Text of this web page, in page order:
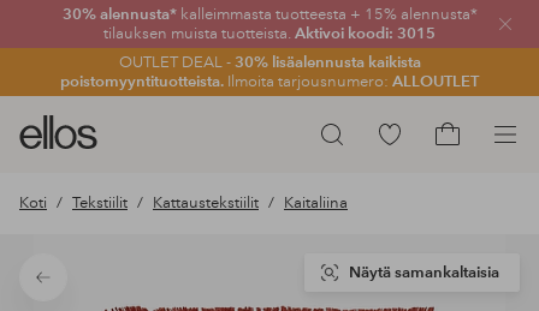
30% alennusta*kalleimmasta tuotteesta + 15% alennusta*
tilauksen muista tuotteista. Aktivoi koodi: 3015
OUTLET DEAL -30% lisäalennusta kaikista
poistomyyntituotteista. Ilmoita tarjousnumero: ALLOUTLET
Sulje
Hae
Ellos-
logo
siirry
Siirry
Koti Tekstiilit Kattaustekstiilit Kaitaliina
Takaisin
Näytä samankaltaisia